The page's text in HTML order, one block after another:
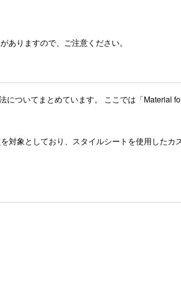
ありますので、ご注意ください。
ついてまとめています。 ここでは「Material
象としており、スタイルシートを使用したカ